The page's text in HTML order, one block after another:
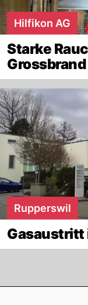
Hilfikon AG
Starke
Rupperswil
Gasaustritt